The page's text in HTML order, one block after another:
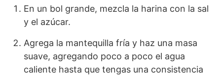
En un bol grande, mezcla la harina con la sal
y el azúcar.
Agrega la mantequilla fría y haz una masa
suave, agregando poco a poco el agua
caliente hasta que tengas una consistencia